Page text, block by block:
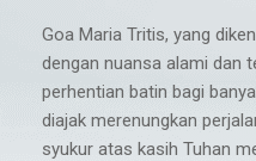
Goa Maria Tritis, yang
dengan nuansa alami dan
perhentian batin bagi
diajak merenungkan
syukur atas kasih Tuhan